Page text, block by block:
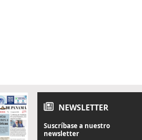
NEWSLETTER
Suscríbase a nuestro
newsletter